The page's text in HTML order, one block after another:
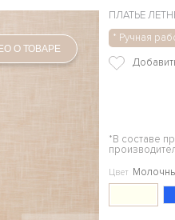
О ТОВАРЕ
ПЛАТЬЕ
* Ручная
*В составе
Цвет